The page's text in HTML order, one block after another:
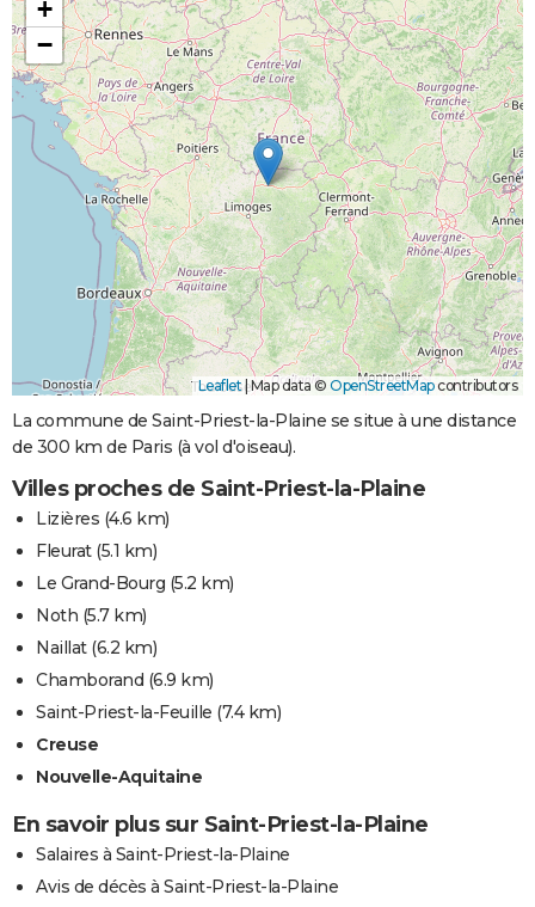
+
−
Leaflet |Map data © OpenStreetMapcontributors
La commune de Saint-Priest-la-Plaine se situe à une distance
de 300 km de Paris (à vol d'oiseau).
Villes proches de Saint-Priest-la-Plaine
Lizières (4.6 km)
Fleurat(5.1 km)
Le Grand-Bourg (5.2 km)
Noth (5.7 km)
Naillat(6.2 km)
Chamborand (6.9 km)
Saint-Priest-la-Feuille (7.4 km)
Creuse
Nouvelle-Aquitaine
En savoir plus sur Saint-Priest-la-Plaine
Salaires à Saint-Priest-la-Plaine
Avis de décès à Saint-Priest-la-Plaine